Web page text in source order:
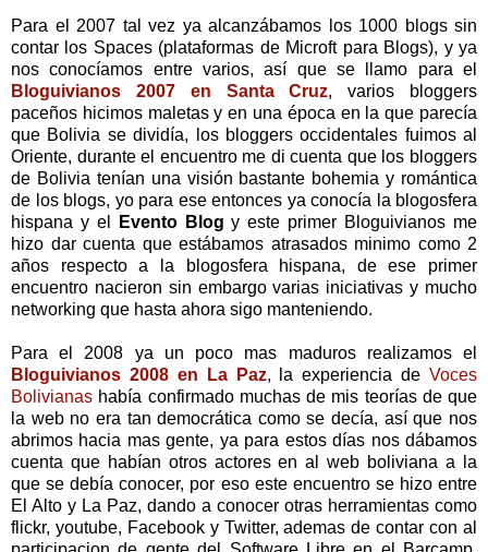
Para el 2007 tal vez ya alcanzábamos los 1000 blogs sin
contar los Spaces (plataformas de Microft para Blogs), y ya
nos conocíamos entre varios, así que se llamo para el
Bloguivianos 2007 en Santa Cruz, varios bloggers
paceños hicimos maletas y en una época en la que parecía
que Bolivia se dividía, los bloggers occidentales fuimos al
Oriente, durante el encuentro me di cuenta que los bloggers
de Bolivia tenían una visión bastante bohemia y romántica
de los blogs, yo para ese entonces ya conocía la blogosfera
hispana y el
Evento Blog y este primer Bloguivianos me
hizo dar cuenta que estábamos atrasados minimo como 2
años respecto a la blogosfera hispana, de ese primer
encuentro nacieron sin embargo varias iniciativas y mucho
networking que hasta ahora sigo manteniendo.
Para el 2008 ya un poco mas maduros realizamos el
Bloguivianos 2008 en La Paz, la experiencia de Voces
Bolivianas había confirmado muchas de mis teorías de que
la web no era tan democrática como se decía, así que nos
abrimos hacia mas gente, ya para estos días nos dábamos
cuenta que habían otros actores en al web boliviana a la
que se debía conocer, por eso este encuentro se hizo entre
El Alto y La Paz, dando a conocer otras herramientas como
flickr, youtube, Facebook y Twitter, ademas de contar con al